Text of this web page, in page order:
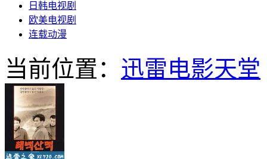
日韩电视剧
欧美电视剧
连载动漫
当前位置： 迅雷电影天堂